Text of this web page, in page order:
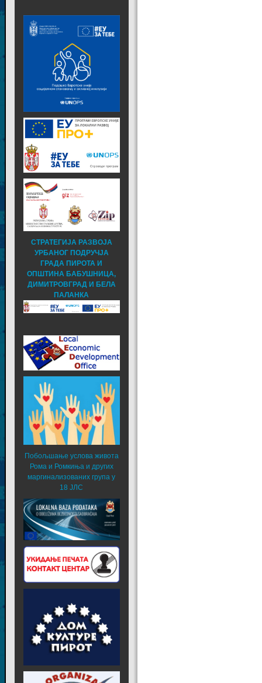
СТРАТЕГИЈА РАЗВОЈА
УРБАНОГ ПОДРУЧЈА
ГРАДА ПИРОТА И
ОПШТИНА БАБУШНИЦА,
ДИМИТРОВГРАД И БЕЛА
ПАЛАНКА
Побољшање услова живота
Рома и Ромкиња и других
маргинализованих група у
18 ЈЛС